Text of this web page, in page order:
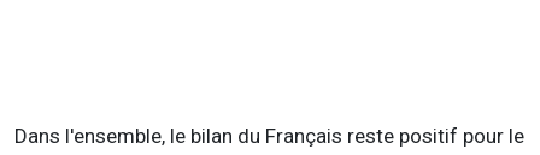
Dans l'ensemble, le bilan du Français reste positif pour le